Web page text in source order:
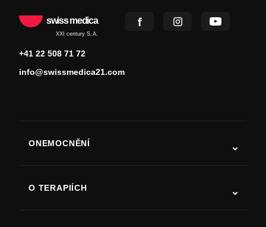
swiss medica
XXI century S.A.
+41 22 508 71 72
info@swissmedica21.com
ONEMOCNĚNÍ
O TERAPIÍCH